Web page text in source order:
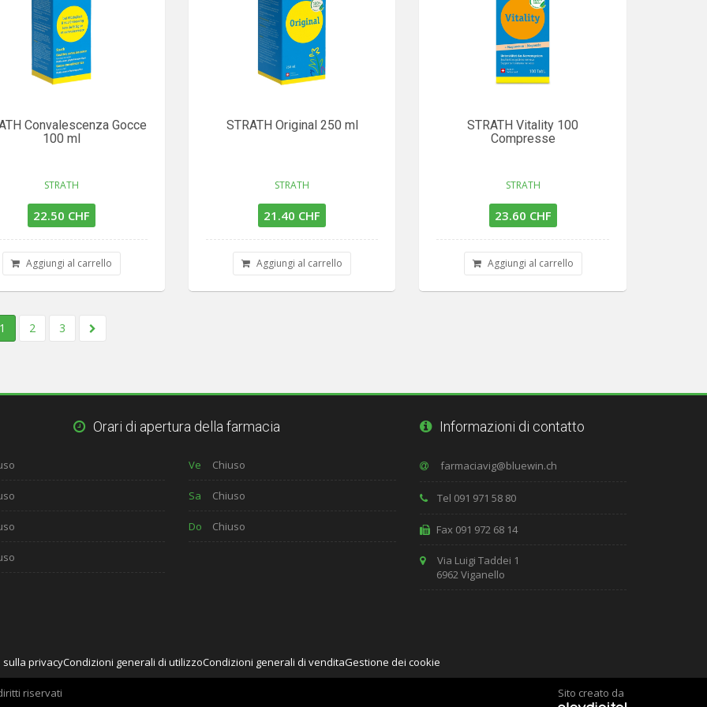
Convalescenza Gocce
100 ml
STRATH
22.50 CHF
Aggiungi al carrello
STRATH Original 250 ml
STRATH
21.40 CHF
Aggiungi al carrello
STRATH Vitality 100
Compresse
STRATH
23.60 CHF
Aggiungi al carrello
2 3
Orari di apertura della farmacia
Ve Chiuso
Sa Chiuso
Do Chiuso
Informazioni di contatto
Tel 091 971 58 80
Fax 091 972 68 14
Via Luigi Taddei 1
6962 Viganello
privacyCondizioni generali di utilizzoCondizioni generali di venditaGestione dei cookie
riservati Sito creato da